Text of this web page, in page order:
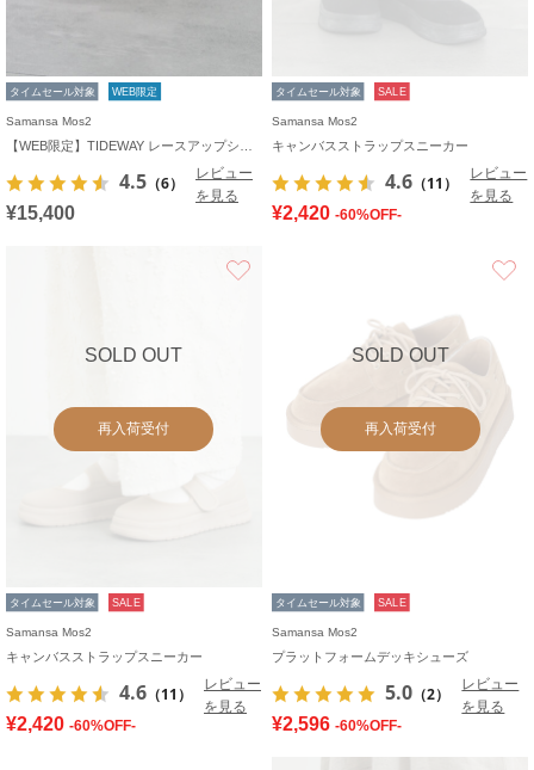
タイムセール対象 WEB限定
Samansa Mos2
4.5 （6）
レビュー
を見る
¥15,400
タイムセール対象 SALE
Samansa Mos2
キャンバスストラップスニーカー
4.6 （11）
レビュー
を見る
¥2,420 -60%OFF-
SOLD OUT
再入荷受付
タイムセール対象 SALE
Samansa Mos2
キャンバスストラップスニーカー
4.6 （11）
レビュー
を見る
¥2,420 -60%OFF-
SOLD OUT
再入荷受付
タイムセール対象 SALE
Samansa Mos2
プラットフォームデッキシューズ
5.0 （2）
レビュー
を見る
¥2,596 -60%OFF-